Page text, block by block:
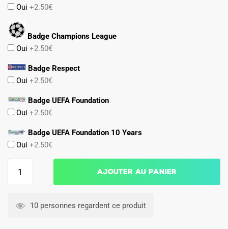
Oui +2.50€
Badge Champions League
Oui +2.50€
Badge Respect
Oui +2.50€
Badge UEFA Foundation
Oui +2.50€
Badge UEFA Foundation 10 Years
Oui +2.50€
Match
Ajouter au panier
10 personnes regardent ce produit